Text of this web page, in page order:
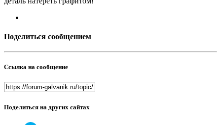
Поделиться сообщением
Ссылка на сообщение
Поделиться на других сайтах